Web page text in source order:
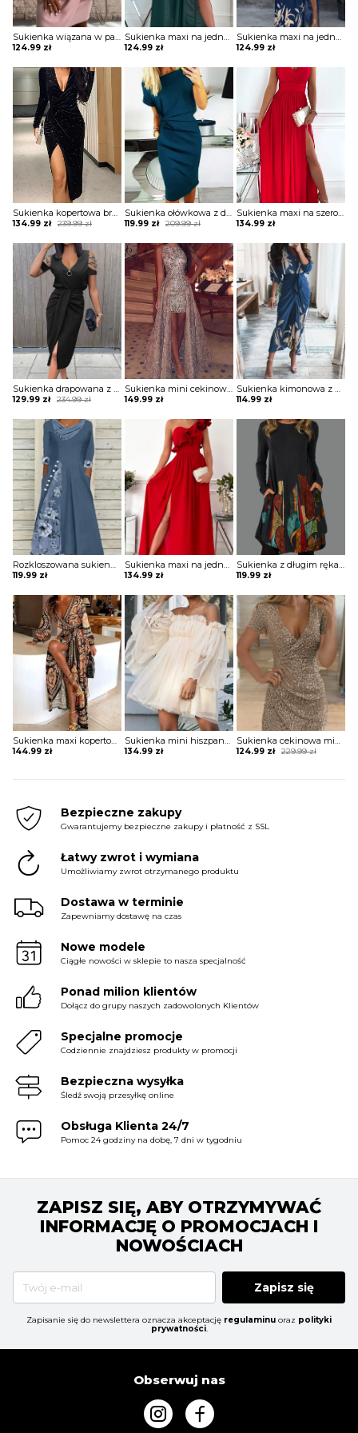
Sukienka wiązana w pasie z krótkimi koronkowymi rękawami
124.99 zł
Sukienka maxi na jedno ramię z drapowaniem
124.99 zł
Sukienka maxi na jedno ramię z zabudowanym dekoltem
124.99 zł
Sukienka kopertowa brokatowa z drapowaniem
239.99zł
Original
was:
239.99 zł.
134.99 zł
Current
is:
134.99 zł.
Sukienka ołówkowa z drapowaniem i dekoltem w łódkę
209.99zł
Original
was:
209.99 zł.
119.99 zł
Current
is:
119.99 zł.
Sukienka maxi na szerokich ramiączkach z kopertową górą i rozporkiem
134.99 zł
Sukienka drapowana z zamkiem i ozdobnymi paskami na ramionach
234.99zł
Original
was:
234.99 zł.
129.99 zł
Current
is:
129.99 zł.
Sukienka mini cekinowa z długą spódnicą
149.99 zł
Sukienka kimonowa z drapowaniem
114.99 zł
Rozkloszowana sukienka z ozdobnymi wstawkami
119.99 zł
Sukienka maxi na jedno ramię z falbaną
134.99 zł
Sukienka z długim rękawem z kieszeniami
119.99 zł
Sukienka maxi kopertowa w stylu boho
144.99 zł
Sukienka mini hiszpanka tiulowa z szerokimi rękawami
134.99 zł
Sukienka cekinowa mini z krótkim rękawem
229.99zł
Original
124.99 zł
Current
Bezpieczne zakupy
Gwarantujemy bezpieczne zakupy i płatność z SSL
Łatwy zwrot i wymiana
Umożliwiamy zwrot otrzymanego produktu
Dostawa w terminie
Zapewniamy dostawę na czas
Nowe modele
Ciągłe nowości w sklepie to nasza specjalność
Ponad milion klientów
Dołącz do grupy naszych zadowolonych Klientów
Specjalne promocje
Codziennie znajdziesz produkty w promocji
Bezpieczna wysyłka
Śledź swoją przesyłkę online
Obsługa Klienta 24/7
Pomoc 24 godziny na dobę, 7 dni w tygodniu
ZAPISZ SIĘ, ABY OTRZYMYWAĆ
INFORMACJĘ O PROMOCJACH I
NOWOŚCIACH
Zapisz się
Zapisanie się do newslettera oznacza akceptację regulaminu oraz polityki
prywatności.
Obserwuj nas